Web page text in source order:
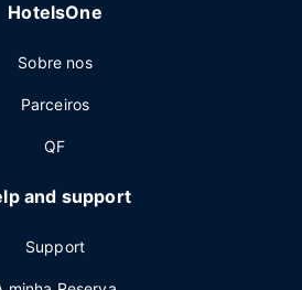
HotelsOne
Sobre nos
Parceiros
QF
and support
Support